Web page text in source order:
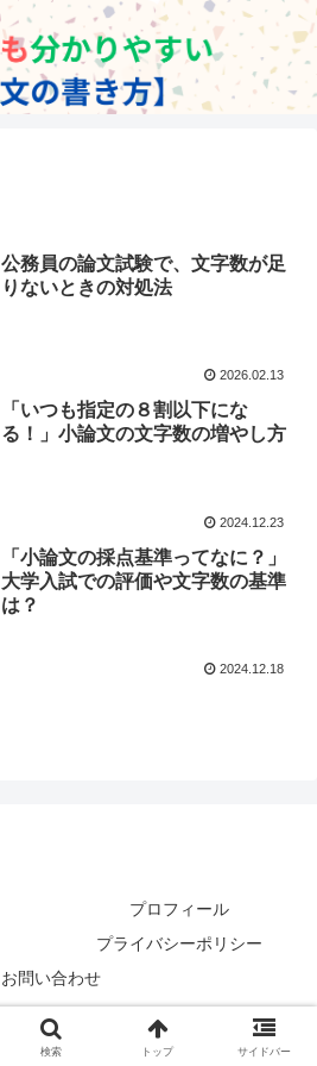
公務員の論文試験で、文字数が足
りないときの対処法
2026.02.13
「いつも指定の８割以下にな
る！」小論文の文字数の増やし方
2024.12.23
「小論文の採点基準ってなに？」
大学入試での評価や文字数の基準
は？
2024.12.18
プロフィール
プライバシーポリシー
お問い合わせ
© 2024 .
検索 トップ サイドバー